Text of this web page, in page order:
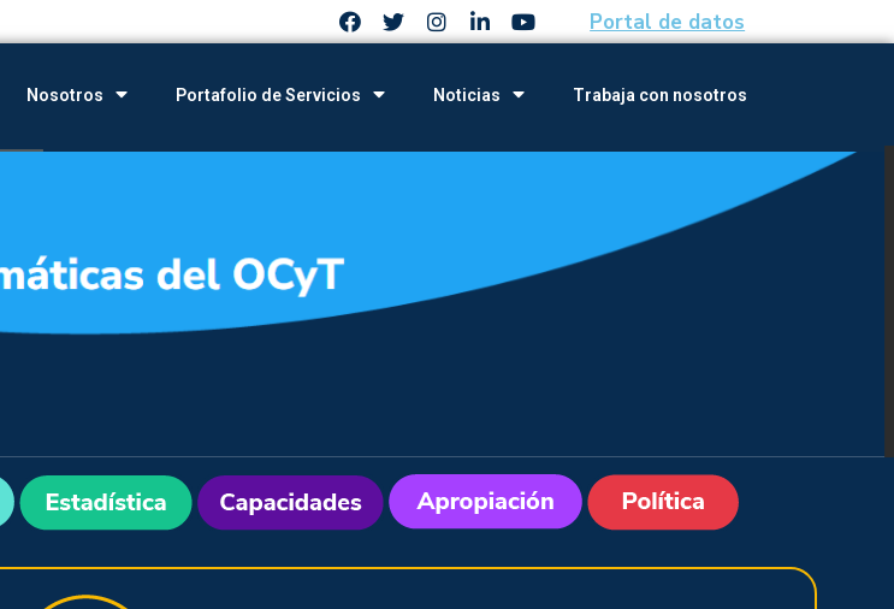
Portal de datos
Nosotros Portafolio de Servicios Noticias Trabaja con nosotros